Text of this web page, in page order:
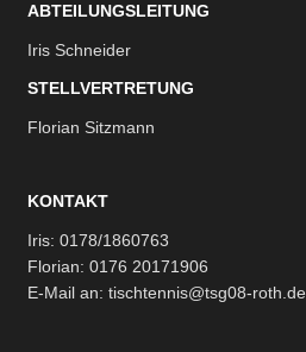
ABTEILUNGSLEITUNG
Iris Schneider
STELLVERTRETUNG
Florian Sitzmann
KONTAKT
Iris: 0178/1860763
Florian: 0176 20171906
E-Mail an: tischtennis@tsg08-roth.de